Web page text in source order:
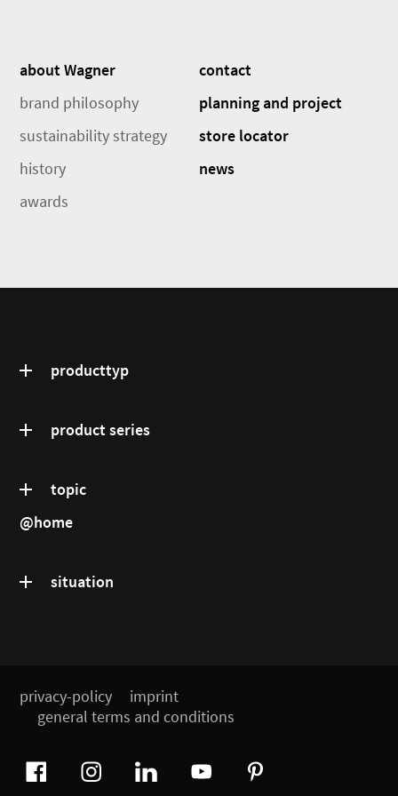
about Wagner
brand philosophy
sustainability strategy
history
awards
contact
planning and project
store locator
news
producttyp
product series
topic
@home
situation
privacy-policy
imprint
general terms and conditions